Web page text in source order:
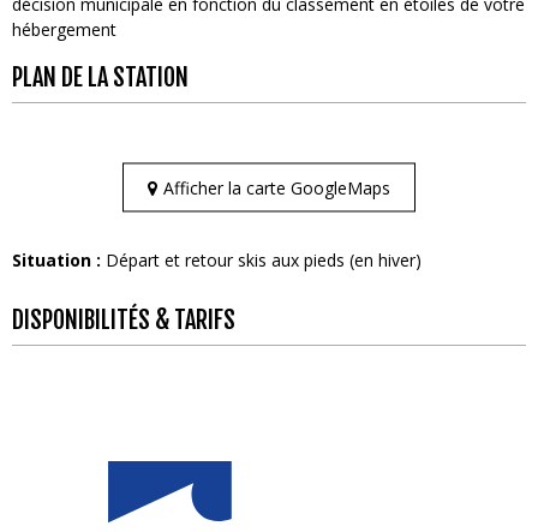
hébergement
PLAN DE LA STATION
Afficher la carte GoogleMaps
Situation : Départ et retour skis aux pieds (en hiver)
DISPONIBILITÉS & TARIFS